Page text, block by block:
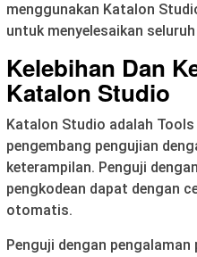
menggunakan Katalon
untuk menyelesaikan
Kelebihan Dan
Katalon Studio
Katalon Studio adalah
pengembang pengujian
keterampilan. Penguji
pengkodean dapat dengan
otomatis.
Penguji dengan